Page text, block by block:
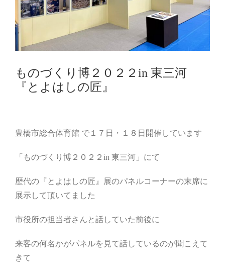
ものづくり博２０２２in 東三河
『とよはしの匠』
豊橋市総合体育館 で１７日・１８日開催しています
「ものづくり博２０２２in 東三河」にて
歴代の『とよはしの匠』展のパネルコーナーの末席に
展示して頂いてました
市役所の担当者さんと話していた前後に
来客の何名かがパネルを見て話しているのが聞こえて
きて